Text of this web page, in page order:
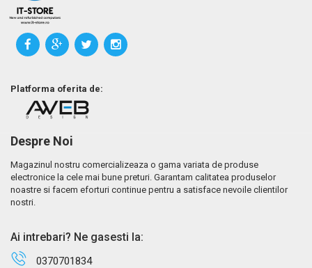
Platforma oferita de:
Despre Noi
Magazinul nostru comercializeaza o gama variata de produse
electronice la cele mai bune preturi. Garantam calitatea produselor
noastre si facem eforturi continue pentru a satisface nevoile clientilor
nostri.
Ai intrebari? Ne gasesti la:
0370701834